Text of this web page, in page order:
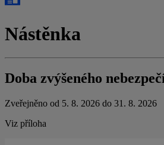
Nástěnka
Doba zvýšeného
Zveřejněno od 5. 8. 2026 do 31. 8. 2026
Viz příloha